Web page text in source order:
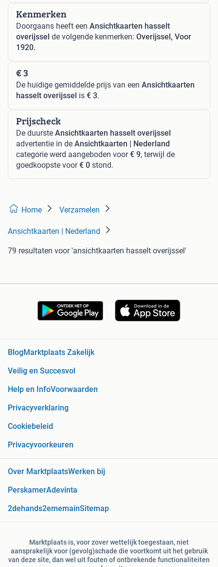
Kenmerken
Doorgaans heeft een Ansichtkaarten hasselt
overijssel de volgende kenmerken: Overijssel, Voor
1920.
€ 3
De huidige gemiddelde prijs van een Ansichtkaarten
hasselt overijssel is € 3.
Prijscheck
De duurste Ansichtkaarten hasselt overijssel
advertentie in de Ansichtkaarten | Nederland
categorie werd aangeboden voor€ 9, terwijl de
goedkoopste voor€ 0 stond.
Home Verzamelen
Ansichtkaarten | Nederland
79 resultaten voor 'ansichtkaarten hasselt overijssel'
BlogMarktplaats Zakelijk
Veilig en Succesvol
Help en InfoVoorwaarden
Privacyverklaring
Cookiebeleid
Privacyvoorkeuren
Over MarktplaatsWerken bij
PerskamerAdevinta
2dehands2ememainSitemap
Marktplaats is, voor zover wettelijk toegestaan, niet
aansprakelijk voor (gevolg)schade die voortkomt uit het gebruik
van deze site, dan wel uit fouten of ontbrekende functionaliteiten